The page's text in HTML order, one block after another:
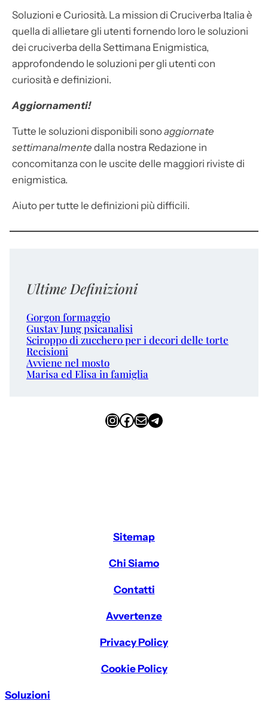
Soluzioni e Curiosità. La mission di Cruciverba Italia è
quella di allietare gli utenti fornendo loro le soluzioni
dei cruciverba della Settimana Enigmistica,
approfondendo le soluzioni per gli utenti con
curiosità e definizioni.
Aggiornamenti!
Tutte le soluzioni disponibili sonoaggiornate
settimanalmente dalla nostra Redazione in
concomitanza con le uscite delle maggiori riviste di
enigmistica.
Aiuto per tutte le definizioni più difficili.
Ultime Definizioni
Gorgon formaggio
Gustav Jung psicanalisi
Sciroppo di zucchero per i decori delle torte
Recisioni
Avviene nel mosto
Marisa ed Elisa in famiglia
InstagramFacebook Email Telegram
Sitemap
Chi Siamo
Contatti
Avvertenze
Privacy Policy
Cookie Policy
Soluzioni